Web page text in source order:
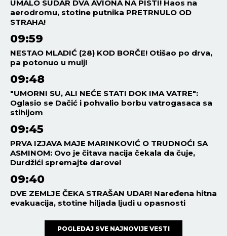
UMALO SUDAR DVA AVIONA NA PISTI! Haos na
aerodromu, stotine putnika PRETRNULO OD
STRAHA!
09:59
NESTAO MLADIĆ (28) KOD BORČE! Otišao po drva,
pa potonuo u mulj!
09:48
"UMORNI SU, ALI NEĆE STATI DOK IMA VATRE":
Oglasio se Dačić i pohvalio borbu vatrogasaca sa
stihijom
09:45
PRVA IZJAVA MAJE MARINKOVIĆ O TRUDNOĆI SA
ASMINOM: Ovo je čitava nacija čekala da čuje,
Durdžići spremajte darove!
09:40
DVE ZEMLJE ČEKA STRAŠAN UDAR! Naređena hitna
evakuacija, stotine hiljada ljudi u opasnosti
POGLEDAJ SVE NAJNOVIJE VESTI